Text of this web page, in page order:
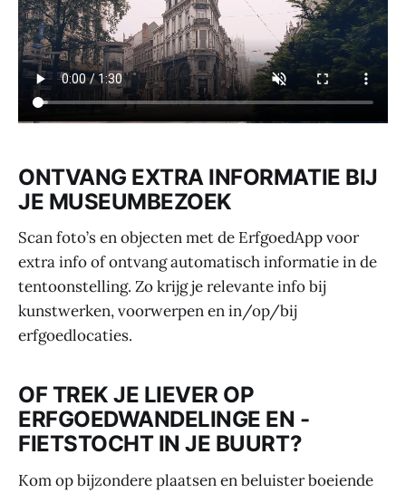
ONTVANG EXTRA INFORMATIE BIJ
JE MUSEUMBEZOEK
Scan foto’s en objecten met de ErfgoedApp voor
extra info of ontvang automatisch informatie in de
tentoonstelling. Zo krijg je relevante info bij
kunstwerken, voorwerpen en in/op/bij
erfgoedlocaties.
OF TREK JE LIEVER OP
ERFGOEDWANDELINGE EN -
FIETSTOCHT IN JE BUURT?
Kom op bijzondere plaatsen en beluister boeiende